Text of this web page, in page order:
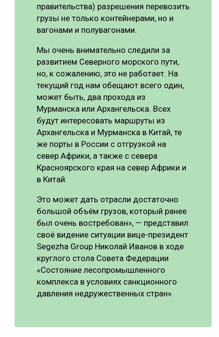
правительства) разрешения перевозить
грузы не только контейнерами, но и
вагонами и полувагонами.
Мы очень внимательно следили за
развитием Северного морского пути,
но, к сожалению, это не работает. На
текущий год нам обещают всего один,
может быть, два прохода из
Мурманска или Архангельска. Всех
будут интересовать маршруты из
Архангельска и Мурманска в Китай, те
же порты в России с отгрузкой на
север Африки, а также с севера
Красноярского края на север Африки и
в Китай.
Это может дать отрасли достаточно
большой объём грузов, который ранее
был очень востребован», — представил
своё видение ситуации вице-президент
Segezha Group Николай Иванов в ходе
круглого стола Совета Федерации
«Состояние лесопромышленного
комплекса в условиях санкционного
давления недружественных стран».